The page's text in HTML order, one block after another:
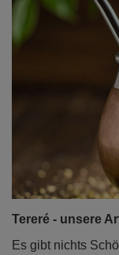
Tereré - unsere
Es gibt nichts